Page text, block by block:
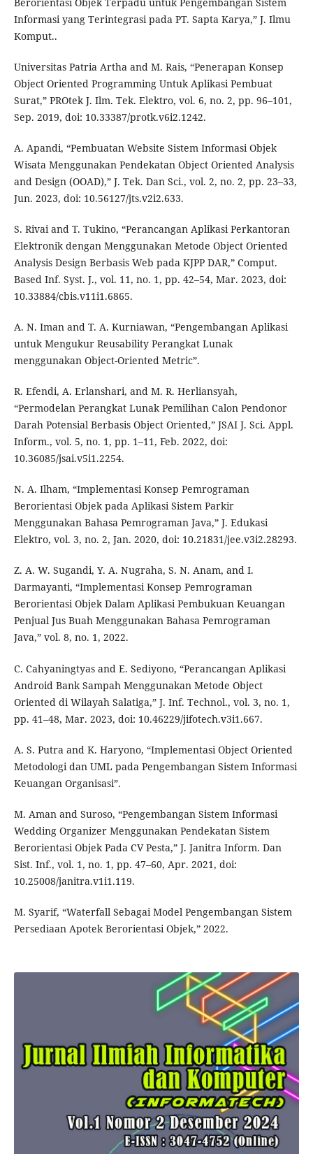
Berorientasi Objek Terpadu untuk Pengembangan Sistem
Informasi yang Terintegrasi pada PT. Sapta Karya,” J. Ilmu
Komput..
Universitas Patria Artha and M. Rais, “Penerapan Konsep
Object Oriented Programming Untuk Aplikasi Pembuat
Surat,” PROtek J. Ilm. Tek. Elektro, vol. 6, no. 2, pp. 96–101,
Sep. 2019, doi: 10.33387/protk.v6i2.1242.
A. Apandi, “Pembuatan Website Sistem Informasi Objek
Wisata Menggunakan Pendekatan Object Oriented Analysis
and Design (OOAD),” J. Tek. Dan Sci., vol. 2, no. 2, pp. 23–33,
Jun. 2023, doi: 10.56127/jts.v2i2.633.
S. Rivai and T. Tukino, “Perancangan Aplikasi Perkantoran
Elektronik dengan Menggunakan Metode Object Oriented
Analysis Design Berbasis Web pada KJPP DAR,” Comput.
Based Inf. Syst. J., vol. 11, no. 1, pp. 42–54, Mar. 2023, doi:
10.33884/cbis.v11i1.6865.
A. N. Iman and T. A. Kurniawan, “Pengembangan Aplikasi
untuk Mengukur Reusability Perangkat Lunak
menggunakan Object-Oriented Metric”.
R. Efendi, A. Erlanshari, and M. R. Herliansyah,
“Permodelan Perangkat Lunak Pemilihan Calon Pendonor
Darah Potensial Berbasis Object Oriented,” JSAI J. Sci. Appl.
Inform., vol. 5, no. 1, pp. 1–11, Feb. 2022, doi:
10.36085/jsai.v5i1.2254.
N. A. Ilham, “Implementasi Konsep Pemrograman
Berorientasi Objek pada Aplikasi Sistem Parkir
Menggunakan Bahasa Pemrograman Java,” J. Edukasi
Elektro, vol. 3, no. 2, Jan. 2020, doi: 10.21831/jee.v3i2.28293.
Z. A. W. Sugandi, Y. A. Nugraha, S. N. Anam, and I.
Darmayanti, “Implementasi Konsep Pemrograman
Berorientasi Objek Dalam Aplikasi Pembukuan Keuangan
Penjual Jus Buah Menggunakan Bahasa Pemrograman
Java,” vol. 8, no. 1, 2022.
C. Cahyaningtyas and E. Sediyono, “Perancangan Aplikasi
Android Bank Sampah Menggunakan Metode Object
Oriented di Wilayah Salatiga,” J. Inf. Technol., vol. 3, no. 1,
pp. 41–48, Mar. 2023, doi: 10.46229/jifotech.v3i1.667.
A. S. Putra and K. Haryono, “Implementasi Object Oriented
Metodologi dan UML pada Pengembangan Sistem Informasi
Keuangan Organisasi”.
M. Aman and Suroso, “Pengembangan Sistem Informasi
Wedding Organizer Menggunakan Pendekatan Sistem
Berorientasi Objek Pada CV Pesta,” J. Janitra Inform. Dan
Sist. Inf., vol. 1, no. 1, pp. 47–60, Apr. 2021, doi:
10.25008/janitra.v1i1.119.
M. Syarif, “Waterfall Sebagai Model Pengembangan Sistem
Persediaan Apotek Berorientasi Objek,” 2022.